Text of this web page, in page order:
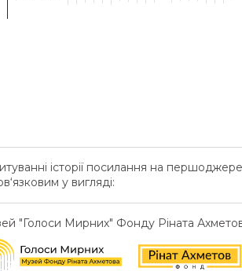
історії посилання на
у вигляді:
"Голоси Мирних" Фонду Ріната